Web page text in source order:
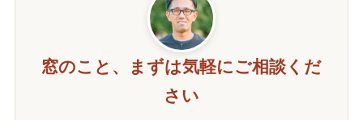
窓のこと、まずは気軽にご相談くだ
さい